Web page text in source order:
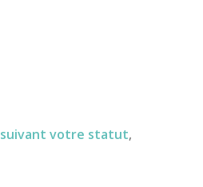
suivant votre statut,